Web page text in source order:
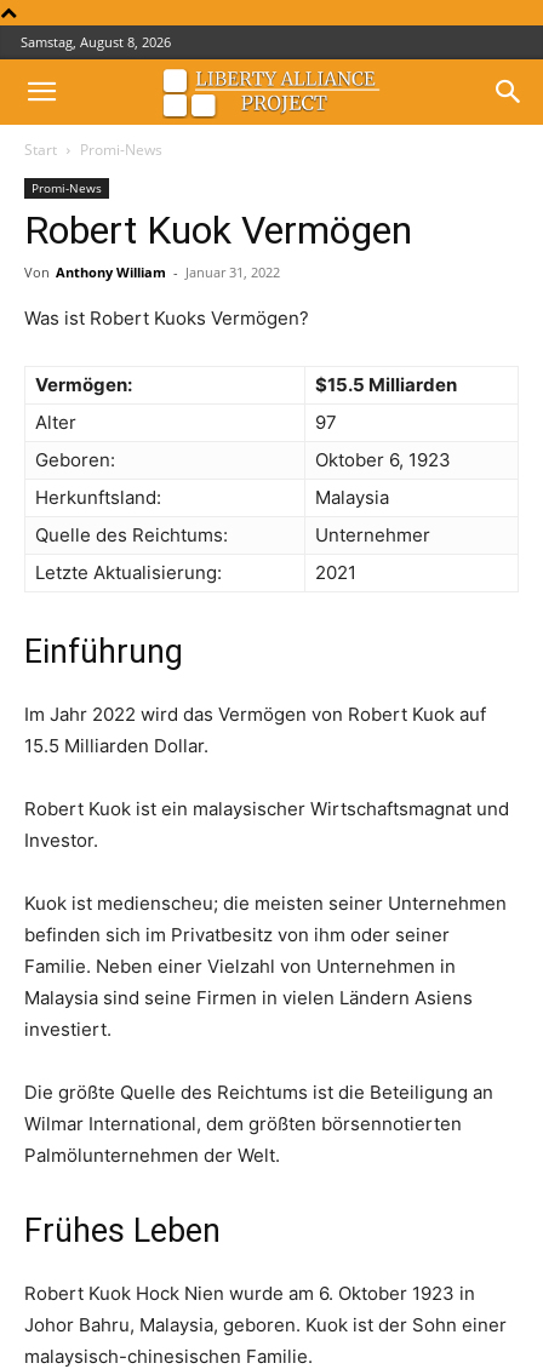
Samstag, August 8, 2026
Start Promi-News
Promi-News
Robert Kuok Vermögen
Von Anthony William - Januar 31, 2022
Was ist Robert Kuoks Vermögen?
Vermögen:
$15.5 Milliarden
Alter
97
Geboren:
Oktober 6, 1923
Herkunftsland:
Malaysia
Quelle des Reichtums:
Unternehmer
Letzte Aktualisierung:
2021
Einführung
Im Jahr 2022 wird das Vermögen von Robert Kuok auf
15.5 Milliarden Dollar.
Robert Kuok ist ein malaysischer Wirtschaftsmagnat und
Investor.
Kuok ist medienscheu; die meisten seiner Unternehmen
befinden sich im Privatbesitz von ihm oder seiner
Familie. Neben einer Vielzahl von Unternehmen in
Malaysia sind seine Firmen in vielen Ländern Asiens
investiert.
Die größte Quelle des Reichtums ist die Beteiligung an
Wilmar International, dem größten börsennotierten
Palmölunternehmen der Welt.
Frühes Leben
Robert Kuok Hock Nien wurde am 6. Oktober 1923 in
Johor Bahru, Malaysia, geboren. Kuok ist der Sohn einer
malaysisch-chinesischen Familie.